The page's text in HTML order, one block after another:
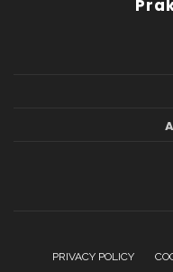
PRIVACY POLICY